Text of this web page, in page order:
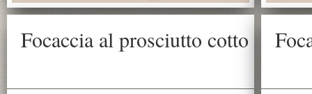
Focaccia al prosciutto cotto